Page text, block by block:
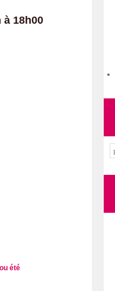
18h00
été